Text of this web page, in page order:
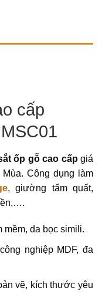
cấp
ốp gỗ cao cấpgiá
Công dụng làm
, giường tẩm quất,
mềm, da bọc simili.
nghiệp MDF, đa
vẽ, kích thước yêu